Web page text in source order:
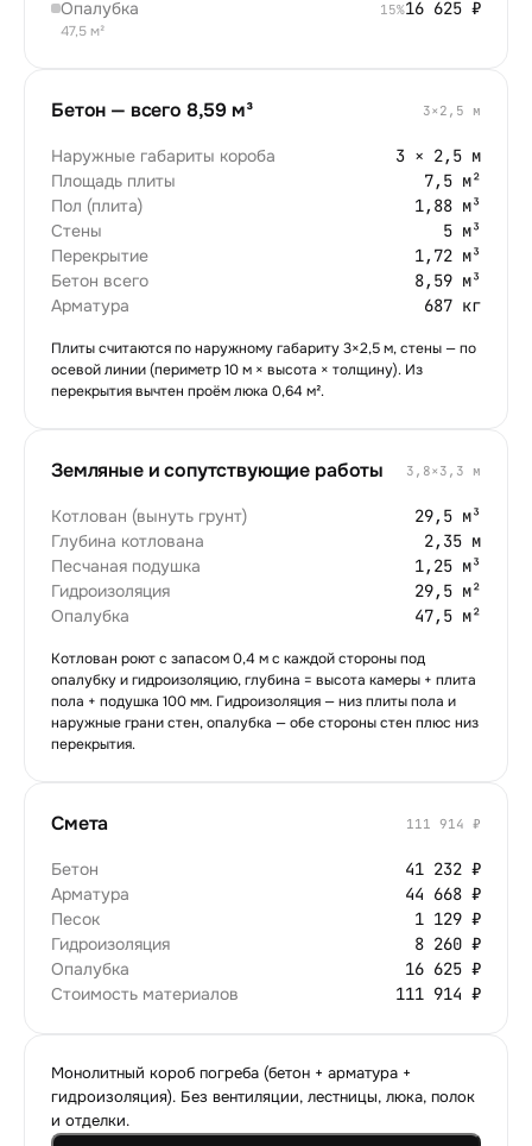
Опалубка
47,5 м²
15%16 625 ₽
Бетон — всего 8,59 м³ 3× 2,5 м
Наружные габариты короба
3 × 2,5 м
Площадь плиты
7,5 м²
Пол (плита)
1,88 м³
Стены
5 м³
Перекрытие
1,72 м³
Бетон всего
8,59 м³
Арматура
687 кг
Плиты считаются по наружному габариту3×2,5м, стены — по
осевой линии (периметр10м × высота × толщину). Из
перекрытия вычтен проём люка 0,64 м².
Земляные и сопутствующие работы 3,8× 3,3 м
Котлован (вынуть грунт)
29,5 м³
Глубина котлована
2,35 м
Песчаная подушка
1,25 м³
Гидроизоляция
29,5 м²
Опалубка
47,5 м²
Котлован роют с запасом0,4м с каждой стороны под
опалубку и гидроизоляцию, глубина = высота камеры + плита
пола + подушка 100мм. Гидроизоляция — низ плиты пола и
наружные грани стен, опалубка — обе стороны стен плюс низ
перекрытия.
Смета 111 914 ₽
Бетон
41 232 ₽
Арматура
44 668 ₽
Песок
1 129 ₽
Гидроизоляция
8 260 ₽
Опалубка
16 625 ₽
Стоимость материалов
111 914 ₽
Монолитный короб погреба (бетон + арматура +
гидроизоляция). Без вентиляции, лестницы, люка, полок
и отделки.